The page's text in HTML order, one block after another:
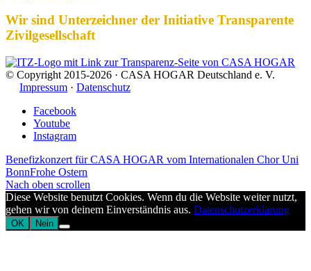
Wir sind Unterzeichner der Initiative Transparente
Zivilgesellschaft
© Copyright 2015-2026 · CASA HOGAR Deutschland e. V.
Impressum · Datenschutz
Facebook
Youtube
Instagram
Benefizkonzert für CASA HOGAR vom Internationalen Chor Uni
BonnFrohe Ostern
Nach oben scrollen
Diese Website benutzt Cookies. Wenn du die Website weiter nutzt,
gehen wir von deinem Einverständnis aus. Datenschutzerklärung
OK Nein